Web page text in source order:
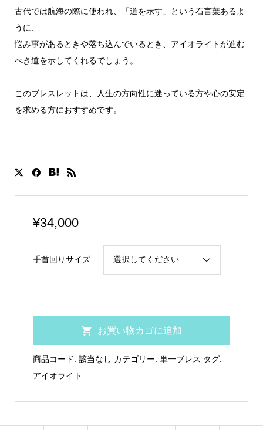
古代では航海の際に使われ、「道を示す」という石言葉あるよ
うに、
悩み事があるときや落ち込んでいるとき、アイオライトが進む
べき道を示してくれるでしょう。
このブレスレットは、人生の方向性に迷っている方や心の安定
を求める方におすすめです。
¥34,000
手首回りサイズ
オ
ラ
お買い物カゴに追加
商品コード: 該当なし カテゴリー: 単一ブレス タグ:
アイオライト